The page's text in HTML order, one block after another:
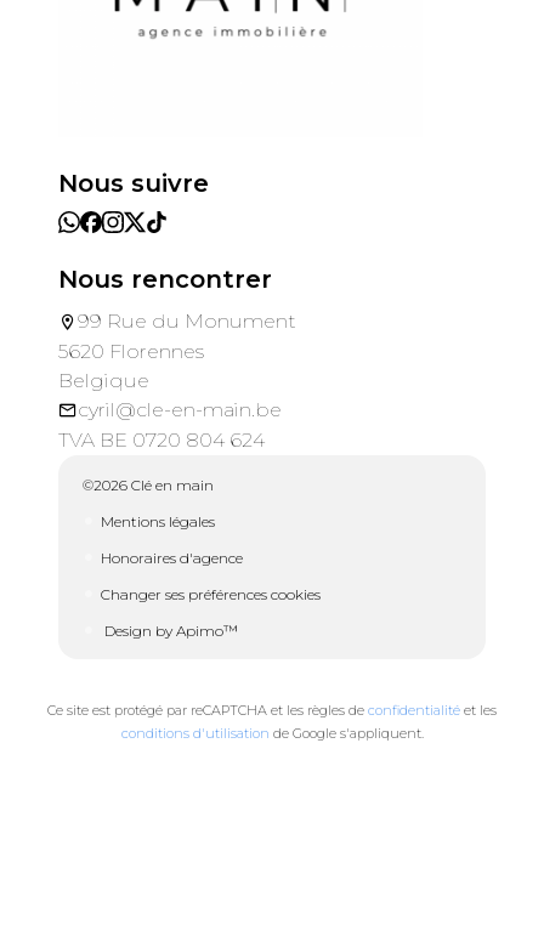
Nous suivre
Nous rencontrer
99 Rue du Monument
5620 Florennes
Belgique
cyril@cle-en-main.be
TVA BE 0720 804 624
©2026 Clé en main
Mentions légales
Honoraires d'agence
Changer ses préférences cookies
Design by Apimo™
Ce site est protégé par reCAPTCHA et les règles de confidentialité et les
conditions d'utilisation de Google s'appliquent.